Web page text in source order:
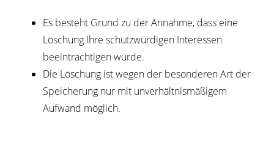
Es besteht Grund zu der Annahme, dass eine
Löschung Ihre schutzwürdigen Interessen
beeinträchtigen würde.
Die Löschung ist wegen der besonderen Art der
Speicherung nur mit unverhältnismäßigem
Aufwand möglich.